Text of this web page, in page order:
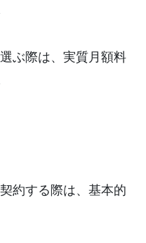
ぶ際は、実質月額料
約する際は、基本的